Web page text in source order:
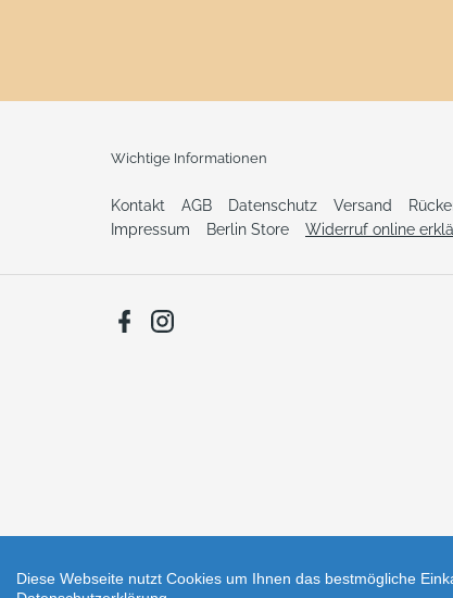
Wichtige Informationen
Kontakt AGB Datenschutz Versand
Impressum
Berlin Store Widerruf online
Facebook
Diese Webseite nutzt Cookies um Ihnen das bestmögliche